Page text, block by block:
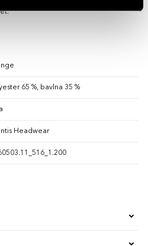
65 %, bavlna 35 %
Headwear